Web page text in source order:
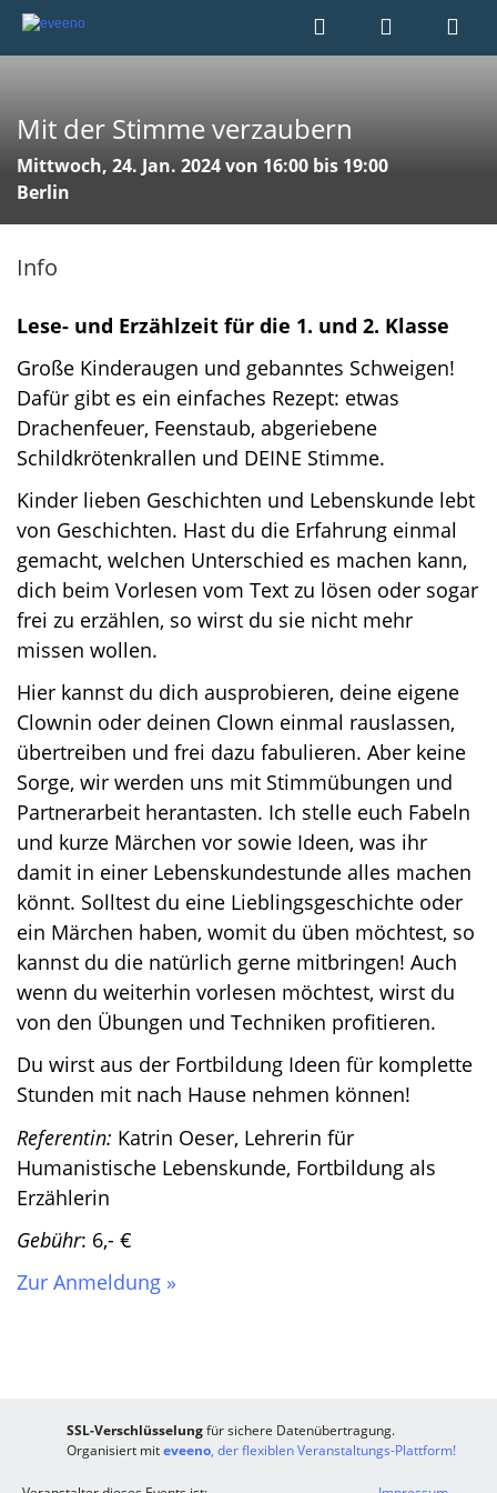
Mit der Stimme verzaubern
Mittwoch, 24. Jan. 2024 von 16:00 bis 19:00
Berlin
Info
Lese- und Erzählzeit für die 1. und 2. Klasse
Große Kinderaugen und gebanntes Schweigen!
Dafür gibt es ein einfaches Rezept: etwas
Drachenfeuer, Feenstaub, abgeriebene
Schildkrötenkrallen und DEINE Stimme.
Kinder lieben Geschichten und Lebenskunde lebt
von Geschichten. Hast du die Erfahrung einmal
gemacht, welchen Unterschied es machen kann,
dich beim Vorlesen vom Text zu lösen oder sogar
frei zu erzählen, so wirst du sie nicht mehr
missen wollen.
Hier kannst du dich ausprobieren, deine eigene
Clownin oder deinen Clown einmal rauslassen,
übertreiben und frei dazu fabulieren. Aber keine
Sorge, wir werden uns mit Stimmübungen und
Partnerarbeit herantasten. Ich stelle euch Fabeln
und kurze Märchen vor sowie Ideen, was ihr
damit in einer Lebenskundestunde alles machen
könnt. Solltest du eine Lieblingsgeschichte oder
ein Märchen haben, womit du üben möchtest, so
kannst du die natürlich gerne mitbringen! Auch
wenn du weiterhin vorlesen möchtest, wirst du
von den Übungen und Techniken profitieren.
Du wirst aus der Fortbildung Ideen für komplette
Stunden mit nach Hause nehmen können!
Referentin: Katrin Oeser, Lehrerin für
Humanistische Lebenskunde, Fortbildung als
Erzählerin
Gebühr: 6,- €
Zur Anmeldung »
SSL-Verschlüsselungfür sichere Datenübertragung.
Organisiert miteveeno, der flexiblen Veranstaltungs-Plattform!